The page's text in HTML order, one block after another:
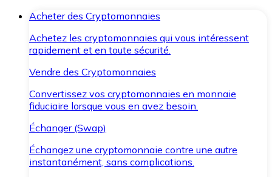
Acheter des Cryptomonnaies
Achetez les cryptomonnaies qui vous intéressent
rapidement et en toute sécurité.
Vendre des Cryptomonnaies
Convertissez vos cryptomonnaies en monnaie
fiduciaire lorsque vous en avez besoin.
Échanger (Swap)
Échangez une cryptomonnaie contre une autre
instantanément, sans complications.